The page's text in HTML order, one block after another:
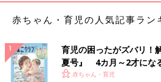
赤ちゃん・育児の人気記事ラン
育児の困ったがズバリ！
夏号』 4カ月～2才にな
いっぱい！
赤ちゃん・育児